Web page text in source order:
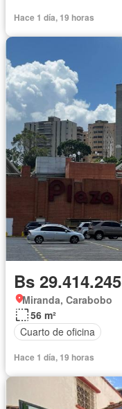
Hace 1 día, 19 horas
Bs 29.414.245
Miranda, Carabobo
56 m²
Cuarto de oficina
Hace 1 día, 19 horas